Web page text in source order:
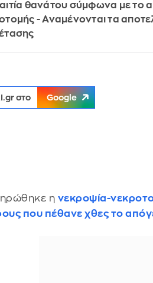
θανάτου σύμφωνα με το
- Αναμένονται τα
στο Google
η νεκροψία-
που πέθανε χθες το